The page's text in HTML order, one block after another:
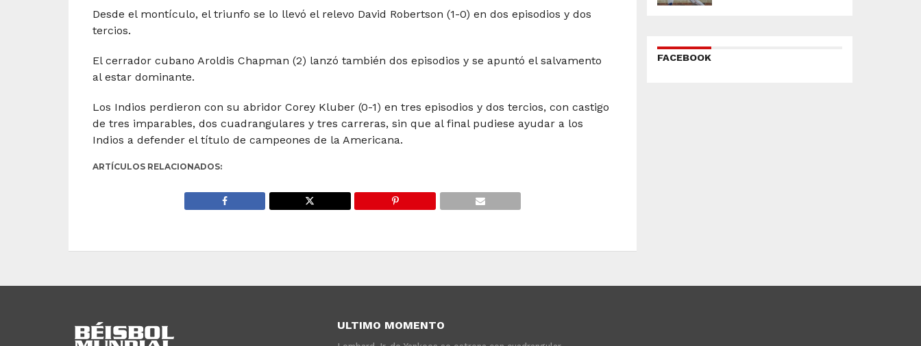
Desde el montículo, el triunfo se lo llevó el relevo David Robertson (1-0) en dos episodios y dos
tercios.
El cerrador cubano Aroldis Chapman (2) lanzó también dos episodios y se apuntó el salvamento
al estar dominante.
Los Indios perdieron con su abridor Corey Kluber (0-1) en tres episodios y dos tercios, con castigo
de tres imparables, dos cuadrangulares y tres carreras, sin que al final pudiese ayudar a los
Indios a defender el título de campeones de la Americana.
ARTÍCULOS RELACIONADOS:
FACEBOOK
ULTIMO MOMENTO